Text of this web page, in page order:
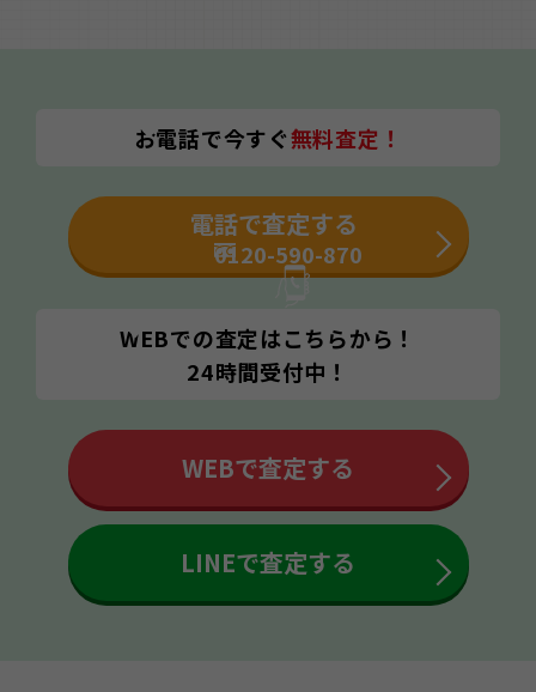
お電話で今すぐ無料査定！
電話で査定する
0120-590-870
WEBでの査定はこちらから！
24時間受付中！
WEBで査定する
LINEで査定する